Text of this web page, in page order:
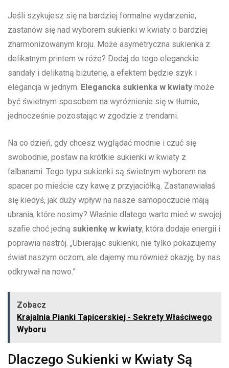
Jeśli ⁢szykujesz się‌ na bardziej formalne wydarzenie,‌
zastanów‌ się nad wyborem sukienki w kwiaty o bardziej
zharmonizowanym kroju. Może asymetryczna sukienka z
delikatnym printem w róże?⁤ Dodaj do tego eleganckie
sandały i delikatną biżuterię, a efektem będzie⁣ szyk i
elegancja w jednym.‍ Elegancka sukienka w⁣ kwiaty może
być świetnym‌ sposobem na ‍wyróżnienie się w tłumie,
jednocześnie pozostając w⁢ zgodzie ⁣z trendami.
Na‌ co dzień,⁣ gdy ​chcesz wyglądać modnie ‍i czuć​ się
swobodnie,‍ postaw na‌ krótkie sukienki w kwiaty z
falbanami. Tego ​typu sukienki są świetnym wyborem ⁢na
spacer po mieście czy kawę z przyjaciółką.‍ Zastanawiałaś
się kiedyś, jak duży wpływ na nasze samopoczucie mają‍
ubrania, które nosimy? Właśnie dlatego warto mieć w⁢ swojej
⁤szafie ​choć jedną sukienkę ⁢w ​kwiaty, która dodaje energii i
poprawia nastrój. ⁢„Ubierając ‌sukienki, nie tylko pokazujemy⁤
świat naszym oczom, ale dajemy mu również okazję, by nas
odkrywał na nowo.”
Zobacz
Krajalnia Pianki Tapicerskiej - Sekrety Właściwego
Wyboru
Dlaczego ‍Sukienki w Kwiaty Są